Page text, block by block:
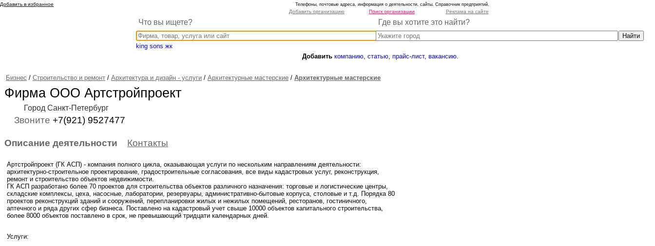
Добавить в избранное Телефоны, почтовые адреса, информация о деятельности, сайты. Справочник предприятий.
Добавить организацию Поиск организации Реклама на сайте
Что вы ищете? Где вы хотите это найти?
king sons жк
Добавить компанию, статью, прайс-лист, вакансию.
Бизнес / Строительство и ремонт / Архитектура и дизайн - услуги / Архитектурные мастерские / Архитектурные мастерские
Фирма ООО Артстройпроект
Город Санкт-Петербург
Звоните +7(921) 9527477
Описание деятельности Контакты
Артстройпроект (ГК АСП) - компания полного цикла, оказывающая услуги по нескольким направлениям деятельности:
архитектурно-строительное проектирование, градостроительные согласования, все виды кадастровых услуг, реконструкция,
ремонт и строительство объектов недвижимости.
ГК АСП разработано более 70 проектов для строительства объектов различного назначения: торговые и логистические центры,
складские комплексы, цеха, насосные, лаборатории, резервуары, административно-бытовые корпуса, столовые и т.д. Порядка 80
проектов реконструкций зданий и сооружений, перепланировки жилых и нежилых помещений, ресторанов, гостиничного,
аптечного и ряда других сфер бизнеса. Поставлено на кадастровый учет свыше 10000 объектов капитального строительства,
более 8000 объектов поставлено в срок, не превышающий тридцати календарных дней.
Услуги: